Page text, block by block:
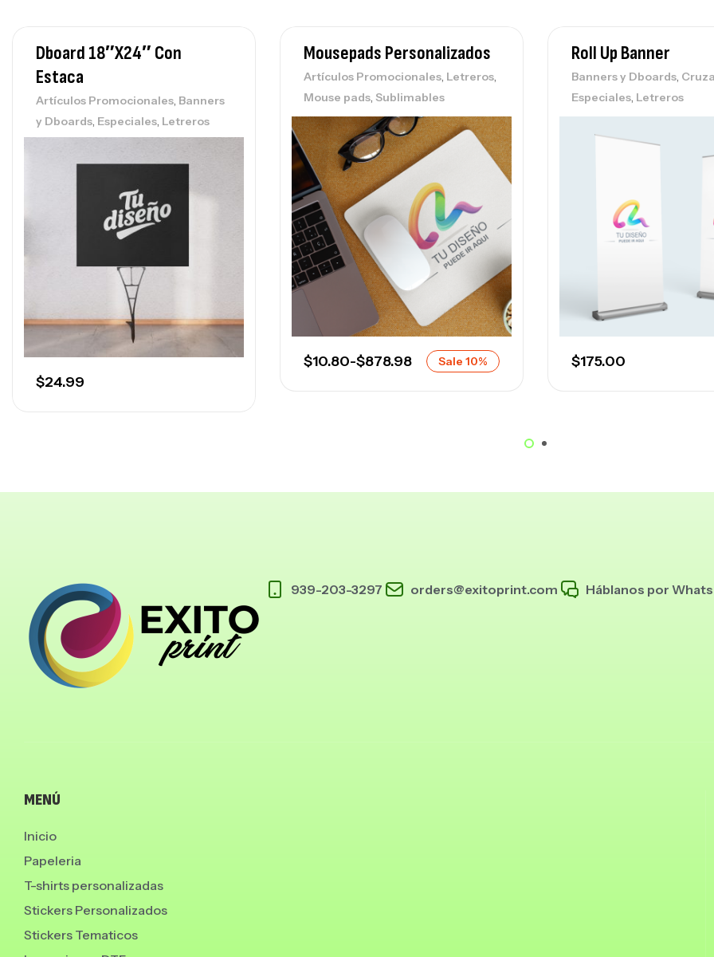
Dboard 18″x24″ Con
Estaca
Artículos Promocionales Banners
y Dboards Especiales Letreros
$24.99
Mousepads Personalizados
Artículos Promocionales Letreros
Mouse pads Sublimables
$10.80-$878.98 Sale 10%
Roll Up Banner
Banners y Dboards
Especiales Letreros
$175.00
939-203-3297 orders@exitoprint.com Háblanos por
MENÚ
Inicio
Papeleria
T-shirts personalizadas
Stickers Personalizados
Stickers Tematicos